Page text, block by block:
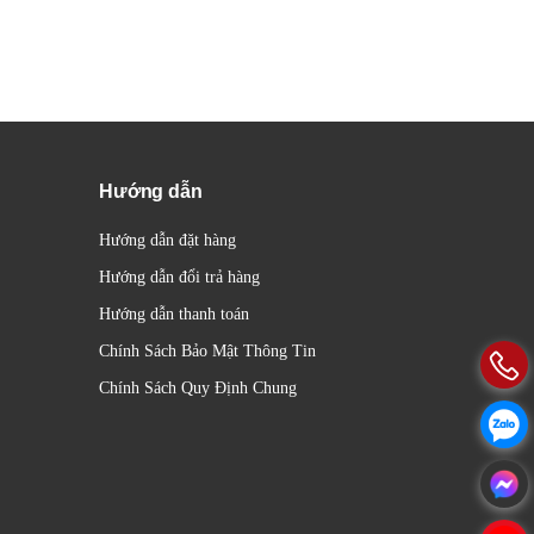
Hướng dẫn
Hướng dẫn đặt hàng
Hướng dẫn đổi trả hàng
Hướng dẫn thanh toán
Chính Sách Bảo Mật Thông Tin
Chính Sách Quy Định Chung